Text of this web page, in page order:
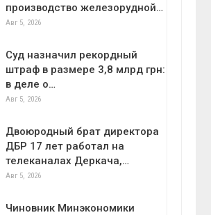
производство железорудной…
Авг 5, 2026
Суд назначил рекордный
штраф в размере 3,8 млрд грн:
в деле о…
Авг 5, 2026
Двоюродный брат директора
ДБР 17 лет работал на
телеканалах Деркача,…
Авг 5, 2026
Чиновник Минэкономики